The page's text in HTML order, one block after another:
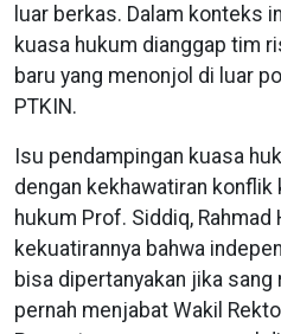
luar berkas. Dalam konteks
kuasa hukum dianggap tim
baru yang menonjol di luar
PTKIN.
Isu pendampingan kuasa
dengan kekhawatiran konflik
hukum Prof. Siddiq, Rahmad
kekuatirannya bahwa
bisa dipertanyakan jika sang
pernah menjabat Wakil